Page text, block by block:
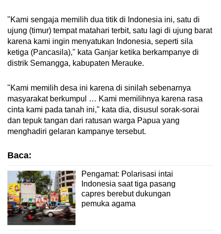
"Kami sengaja memilih dua titik di Indonesia ini, satu di
ujung (timur) tempat matahari terbit, satu lagi di ujung barat
karena kami ingin menyatukan Indonesia, seperti sila
ketiga (Pancasila)," kata Ganjar ketika berkampanye di
distrik Semangga, kabupaten Merauke.
"Kami memilih desa ini karena di sinilah sebenarnya
masyarakat berkumpul … Kami memilihnya karena rasa
cinta kami pada tanah ini," kata dia, disusul sorak-sorai
dan tepuk tangan dari ratusan warga Papua yang
menghadiri gelaran kampanye tersebut.
Baca:
Pengamat: Polarisasi intai
Indonesia saat tiga pasang
capres berebut dukungan
pemuka agama